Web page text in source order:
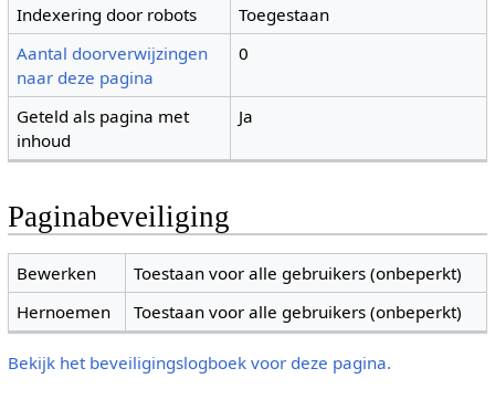
Indexering door robots
Toegestaan
Aantal doorverwijzingen
naar deze pagina
0
Geteld als pagina met
inhoud
Ja
Paginabeveiliging
Bewerken
Toestaan voor alle gebruikers (onbeperkt)
Hernoemen
Toestaan voor alle gebruikers (onbeperkt)
Bekijk het beveiligingslogboek voor deze pagina.